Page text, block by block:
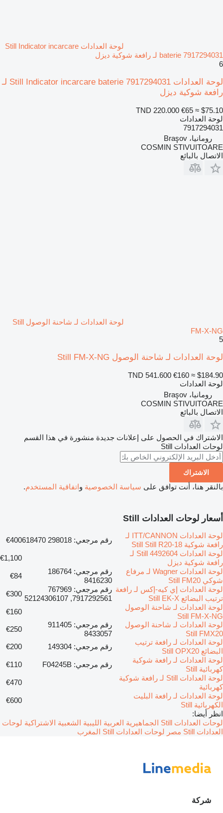
لوحة العدادات Still Indicator incarcare
baterie 7917294031 لـ رافعة شوكية ديزل
6
لوحة العدادات Still Indicator incarcare baterie 7917294031 لـ
رافعة شوكية ديزل
TND 220.000 €65 ≈ $75.10
لوحة العدادات
7917294031
رومانيا، Braşov
COSMIN STIVUITOARE
الاتصال بالبائع
لوحة العدادات لـ شاحنة الوصول Still
FM-X-NG
5
لوحة العدادات لـ شاحنة الوصول Still FM-X-NG
TND 541.600 €160 ≈ $184.90
لوحة العدادات
رومانيا، Braşov
COSMIN STIVUITOARE
الاتصال بالبائع
الاشتراك في الحصول على إعلانات جديدة منشورة في هذا القسم
لوحات العدادات Still
الاشتراك
بالنقر هنا، أنت توافق على سياسة الخصوصية واتفاقية المستخدم.
أسعار لوحات العدادات Still
لوحة العدادات ITT/CANNON لـ
رافعة شوكية Still Still R20-18
رقم مرجعي: 298018 618470
€400
لوحة العدادات Still 4492604 لـ
رافعة شوكية ديزل
€1,100
لوحة العدادات Wagner لـ مرفاع
شوكي Still FM20
رقم مرجعي: 186764
8416230
€84
لوحة العدادات إي كيه-إكس لـ رافعة
ترتيب البضائع Still EK-X
رقم مرجعي: 767969
7917292561, 52124306107
€300
لوحة العدادات لـ شاحنة الوصول
Still FM-X-NG
€160
لوحة العدادات لـ شاحنة الوصول
Still FMX20
رقم مرجعي: 911405
8433057
€250
لوحة العدادات لـ رافعة ترتيب
البضائع Still OPX20
رقم مرجعي: 149304
€200
لوحة العدادات لـ رافعة شوكية
كهربائية Still
رقم مرجعي: F04245B
€110
لوحة العدادات Still لـ رافعة شوكية
كهربائية
€470
لوحة العدادات لـ رافعة البليت
الكهربائية Still
€600
انظر أيضا:
لوحات العدادات Still الجماهيرية العربية الليبية الشعبية الاشتراكية
لوحات
العدادات Still مصر
لوحات العدادات Still المغرب
شركة